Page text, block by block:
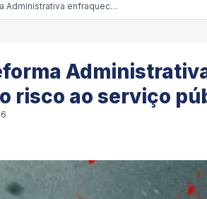
PEC 38/2025: Reforma Administrativa enfraquece no congresso, mas o risco ao serviço público permanece
risco ao serviço